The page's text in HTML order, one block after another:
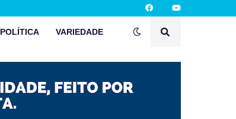
POLÍTICA VARIEDADE